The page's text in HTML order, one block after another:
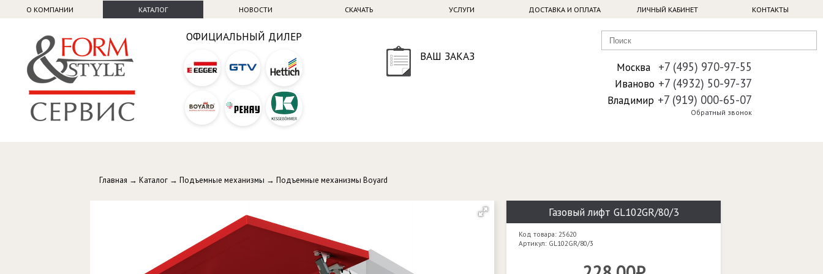
О КОМПАНИИ КАТАЛОГ НОВОСТИ СКАЧАТЬ УСЛУГИ ДОСТАВКА И ОПЛАТА ЛИЧНЫЙ КАБИНЕТ КОНТАКТЫ
ОФИЦИАЛЬНЫЙ ДИЛЕР
ВАШ ЗАКАЗ
Москва +7 (495) 970-97-55
Иваново +7 (4932) 50-97-37
Владимир +7 (919) 000-65-07
Обратный звонок
Главная → Каталог → Подъемные механизмы → Подъемные механизмы Boyard
Газовый лифт GL102GR/80/3
Код товара: 25620
Артикул: GL102GR/80/3